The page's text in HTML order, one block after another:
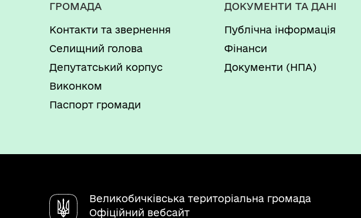
ГРОМАДА
Контакти та звернення
Селищний голова
Депутатський корпус
Виконком
Паспорт громади
ДОКУМЕНТИ ТА ДАНІ
Публічна інформація
Фінанси
Документи (НПА)
Великобичківська територіальна громада
Офіційний вебсайт